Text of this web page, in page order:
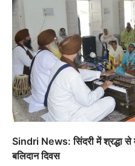
Sindri News: सिंदरी में श्रद्धा से
बलिदान दिवस